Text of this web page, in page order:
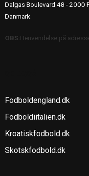
Dalgas Boulevard 48 - 2000
Danmark
OBS:Henvendelse på
Fodboldengland.dk
Fodboldiitalien.dk
Kroatiskfodbold.dk
Skotskfodbold.dk